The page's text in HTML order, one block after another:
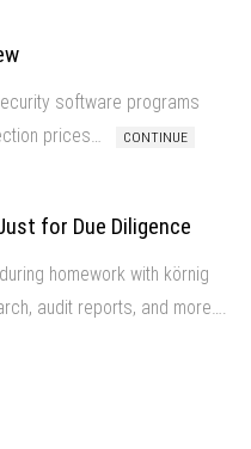
software programs
prices…
CONTINUE
for Due Diligence
homework with körnig
audit reports, and more….